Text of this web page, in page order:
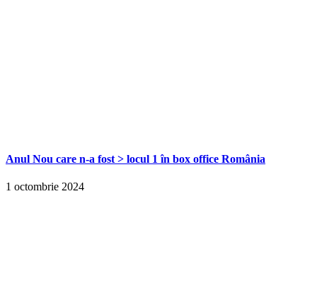
Anul Nou care n-a fost > locul 1 în box office România
1 octombrie 2024